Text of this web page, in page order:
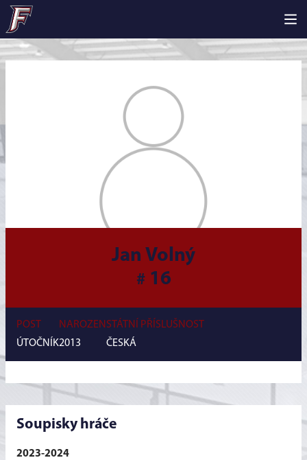
Jan Volný
# 16
POST
ÚTOČNÍK
NAROZEN
2013
STÁTNÍ PŘÍSLUŠNOST
ČESKÁ
Soupisky hráče
2023-2024